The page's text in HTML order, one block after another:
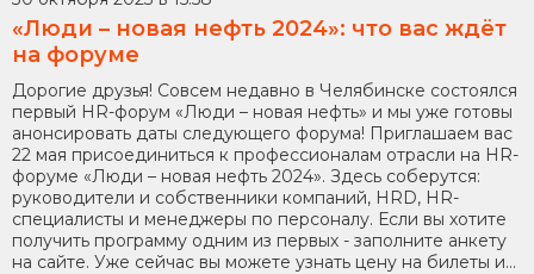
«Люди – новая нефть 2024»: что вас ждёт
на форуме
Дорогие друзья! Совсем недавно в Челябинске состоялся
первый HR-форум «Люди – новая нефть» и мы уже готовы
анонсировать даты следующего форума! Приглашаем вас
22 мая присоединиться к профессионалам отрасли на HR-
форуме «Люди – новая нефть 2024». Здесь соберутся:
руководители и собственники компаний, HRD, HR-
специалисты и менеджеры по персоналу. Если вы хотите
получить программу одним из первых - заполните анкету
на сайте. Уже сейчас вы можете узнать цену на билеты и...